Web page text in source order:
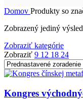
Domov Produkty so
Zobrazený jediný
Zobraziť kategórie
Zobraziť 9 12 18 24
Kongres